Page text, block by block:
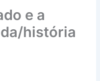
e a
história